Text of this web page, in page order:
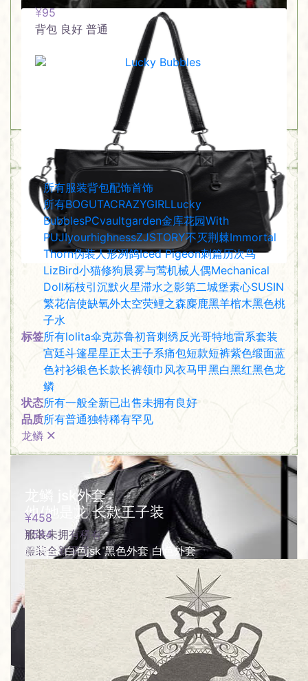
95
背包 良好 普通
Lucky Bubbles
Powered by XNT.Phantom Terminal™
类型所有服装背包配饰首饰
厂商所有BOGUTACRAZYGIRLLucky
BubblesPCvaultgarden金库花园With
PUJIyourhighnessZJSTORY不灭荆棘Immortal
Thorn伪装人形冽鸽Iced Pigeon刺篇历次鸟
LizBird小猫修狗晨雾与莺机械人偶Mechanical
Doll柘枝引沉默火星滞水之影第二城堡素心SUSIN
繁花信使缺氧外太空荧鲤之森麋鹿黑羊棺木黑色桃
子水
标签所有lolita伞克苏鲁初音刺绣反光哥特地雷系套装
宫廷斗篷星星正太王子系痛包短款短裤紫色缎面蓝
色衬衫银色长款长裤领巾 风衣马甲黑白黑红黑色龙
鳞
状态所有一般全新已出售未拥有良好
品质所有普通独特稀有罕见
龙鳞
他/她是龙 长款王子装
584
服装全新罕见
尺码：尺码三颜色分类：长衬衫灰色 尺码：尺码二颜
色分类：男长马甲黑色 尺码：尺码三颜色分类：长衬
衫黑色
龙鳞 jsk外套
458
服装未拥有稀有
黑色jsk 白色jsk 黑色外套 白色外套